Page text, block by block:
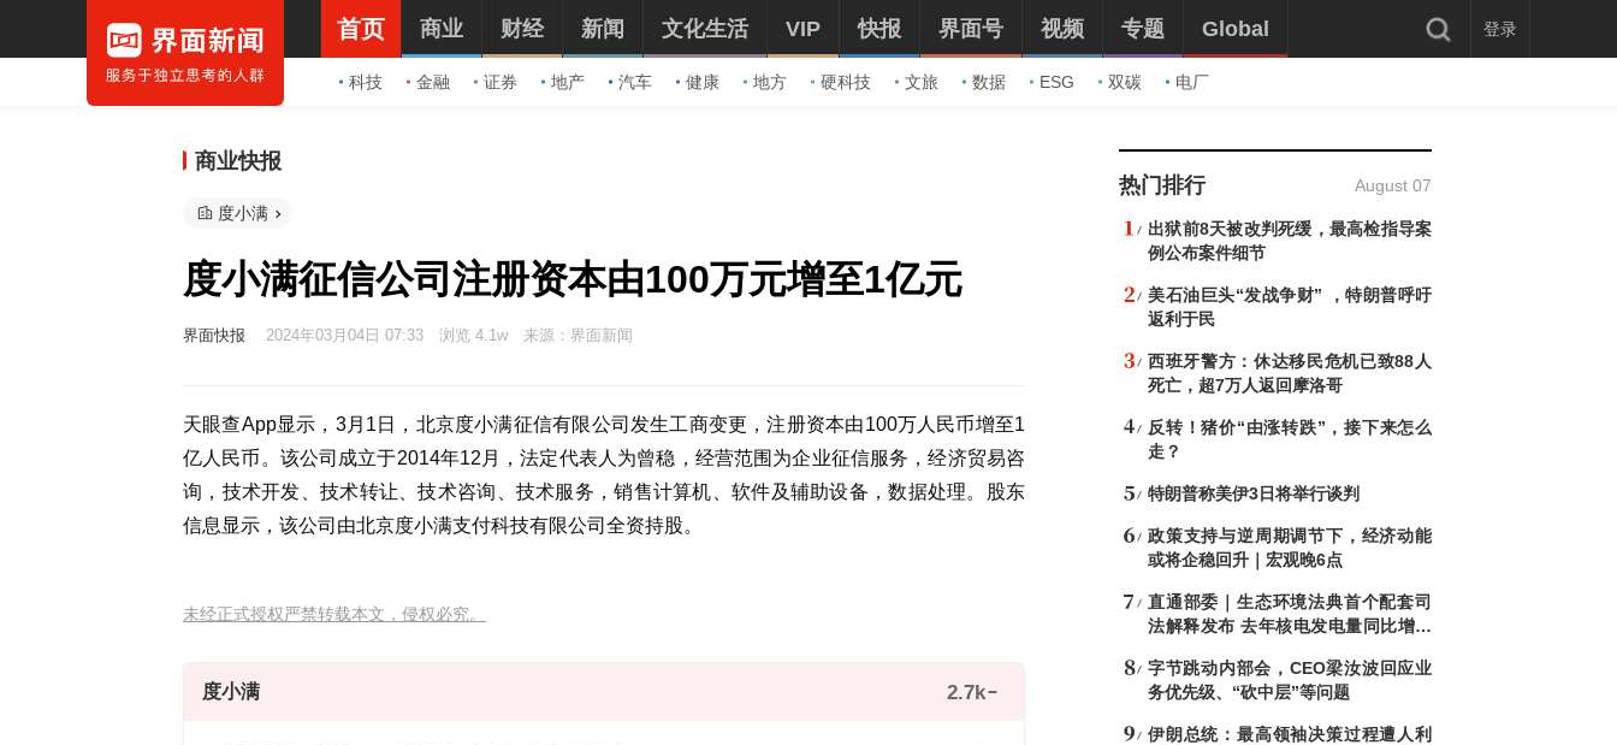
首页
科技 金融 证券 地产 汽车 健康 地方 硬科技 文旅 数据 ESG 双碳 电厂
商业 财经 新闻 文化生活 VIP 快报 界面号 视频 专题 Global 登录
商业快报
度小满
度小满征信公司注册资本由100万元增至1亿元
界面快报 2024年03月04日 07:33 浏览 4.1w 来源：界面新闻
天眼查App显示，3月1日，北京度小满征信有限公司发生工商变更，注册资本由100万人民币增至1
亿人民币。该公司成立于2014年12月，法定代表人为曾稳，经营范围为企业征信服务，经济贸易咨
询，技术开发、技术转让、技术咨询、技术服务，销售计算机、软件及辅助设备，数据处理。股东
信息显示，该公司由北京度小满支付科技有限公司全资持股。
未经正式授权严禁转载本文，侵权必究。
度小满 2.7k
热门排行 August 07
出狱前8天被改判死缓，最高检指导案
例公布案件细节
美石油巨头“发战争财” ，特朗普呼吁
返利于民
西班牙警方：休达移民危机已致88人
死亡，超7万人返回摩洛哥
反转！猪价“由涨转跌”，接下来怎么
走？
特朗普称美伊3日将举行谈判
政策支持与逆周期调节下，经济动能
或将企稳回升｜宏观晚6点
直通部委｜生态环境法典首个配套司
法解释发布 去年核电发电量同比增加
字节跳动内部会，CEO梁汝波回应业
务优先级、“砍中层”等问题
伊朗总统：最高领袖决策过程遭人利